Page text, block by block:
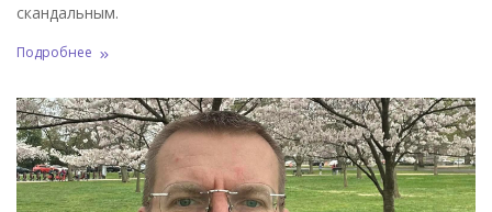
скандальным.
Подробнее